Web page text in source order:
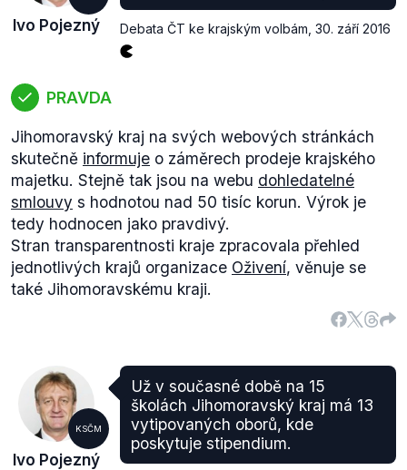
Ivo Pojezný Debata ČT ke krajským volbám 30. září 2016
PRAVDA
Jihomoravský kraj na svých webových stránkách
skutečně informuje o záměrech prodeje krajského
majetku. Stejně tak jsou na webu dohledatelné
smlouvy s hodnotou nad 50 tisíc korun. Výrok je
tedy hodnocen jako pravdivý.
Stran transparentnosti kraje zpracovala přehled
jednotlivých krajů organizace Oživení, věnuje se
také Jihomoravskému kraji.
KSČM
Ivo Pojezný
Už v současné době na 15
školách Jihomoravský kraj má 13
vytipovaných oborů, kde
poskytuje stipendium.